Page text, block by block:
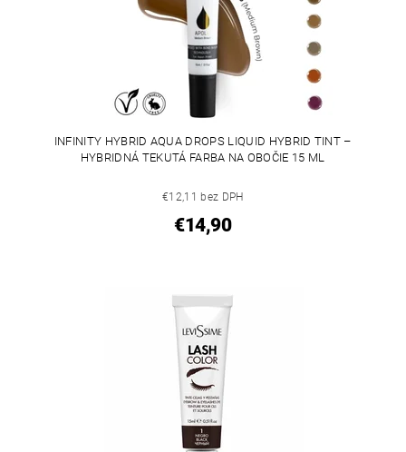
INFINITY HYBRID AQUA DROPS LIQUID HYBRID TINT –
HYBRIDNÁ TEKUTÁ FARBA NA OBOČIE 15 ML
€12,11 bez DPH
€14,90